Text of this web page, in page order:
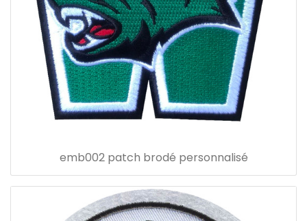
emb002 patch brodé personnalisé